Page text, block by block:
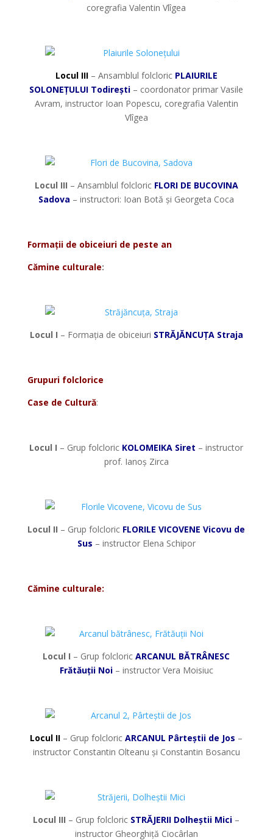
coregrafia Valentin Vlîgea
Locul III– Ansamblul folcloric PLAIURILE
SOLONEȚULUI Todirești – coordonator primar Vasile
Avram, instructor Ioan Popescu, coregrafia Valentin
Vlîgea
Locul III – Ansamblul folcloric FLORI DE BUCOVINA
Sadova – instructori: Ioan Botă și Georgeta Coca
Formații de obiceiuri de peste an
Cămine culturale:
Locul I – Formația de obiceiuri STRĂJĂNCUȚA Straja
Grupuri folclorice
Case de Cultură:
Locul I – Grup folcloric KOLOMEIKA Siret – instructor
prof. Ianoș Zirca
Locul II – Grup folcloric FLORILE VICOVENE Vicovu de
Sus – instructor Elena Schipor
Cămine culturale:
Locul I – Grup folcloricARCANUL BĂTRÂNESC
Frătăuții Noi– instructor Vera Moisiuc
Locul II – Grup folcloricARCANUL Pârteștii de Jos –
instructor Constantin Olteanu și Constantin Bosancu
Locul III – Grup folcloric STRĂJERII Dolheștii Mici –
instructor Gheorghiță Ciocârlan